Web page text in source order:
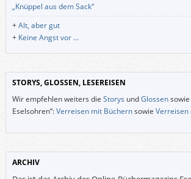
„Knüppel aus dem Sack“
+Alt, aber gut
+ Keine Angst vor …
STORYS, GLOSSEN, LESEREISEN
Wir empfehlen weiters die Storys undGlossensowie
Eselsohren“:Verreisen mit Büchernsowie Verreisen
ARCHIV